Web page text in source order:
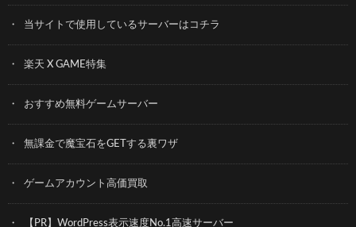
当サイトで使用しているサーバーはコチラ
楽天 X GAME特集
おすすめ無料ゲームサーバー
無課金で魔宝石をGETする裏ワザ
ゲームアカウント高価買取
【PR】WordPress表示速度No.1高速サーバー